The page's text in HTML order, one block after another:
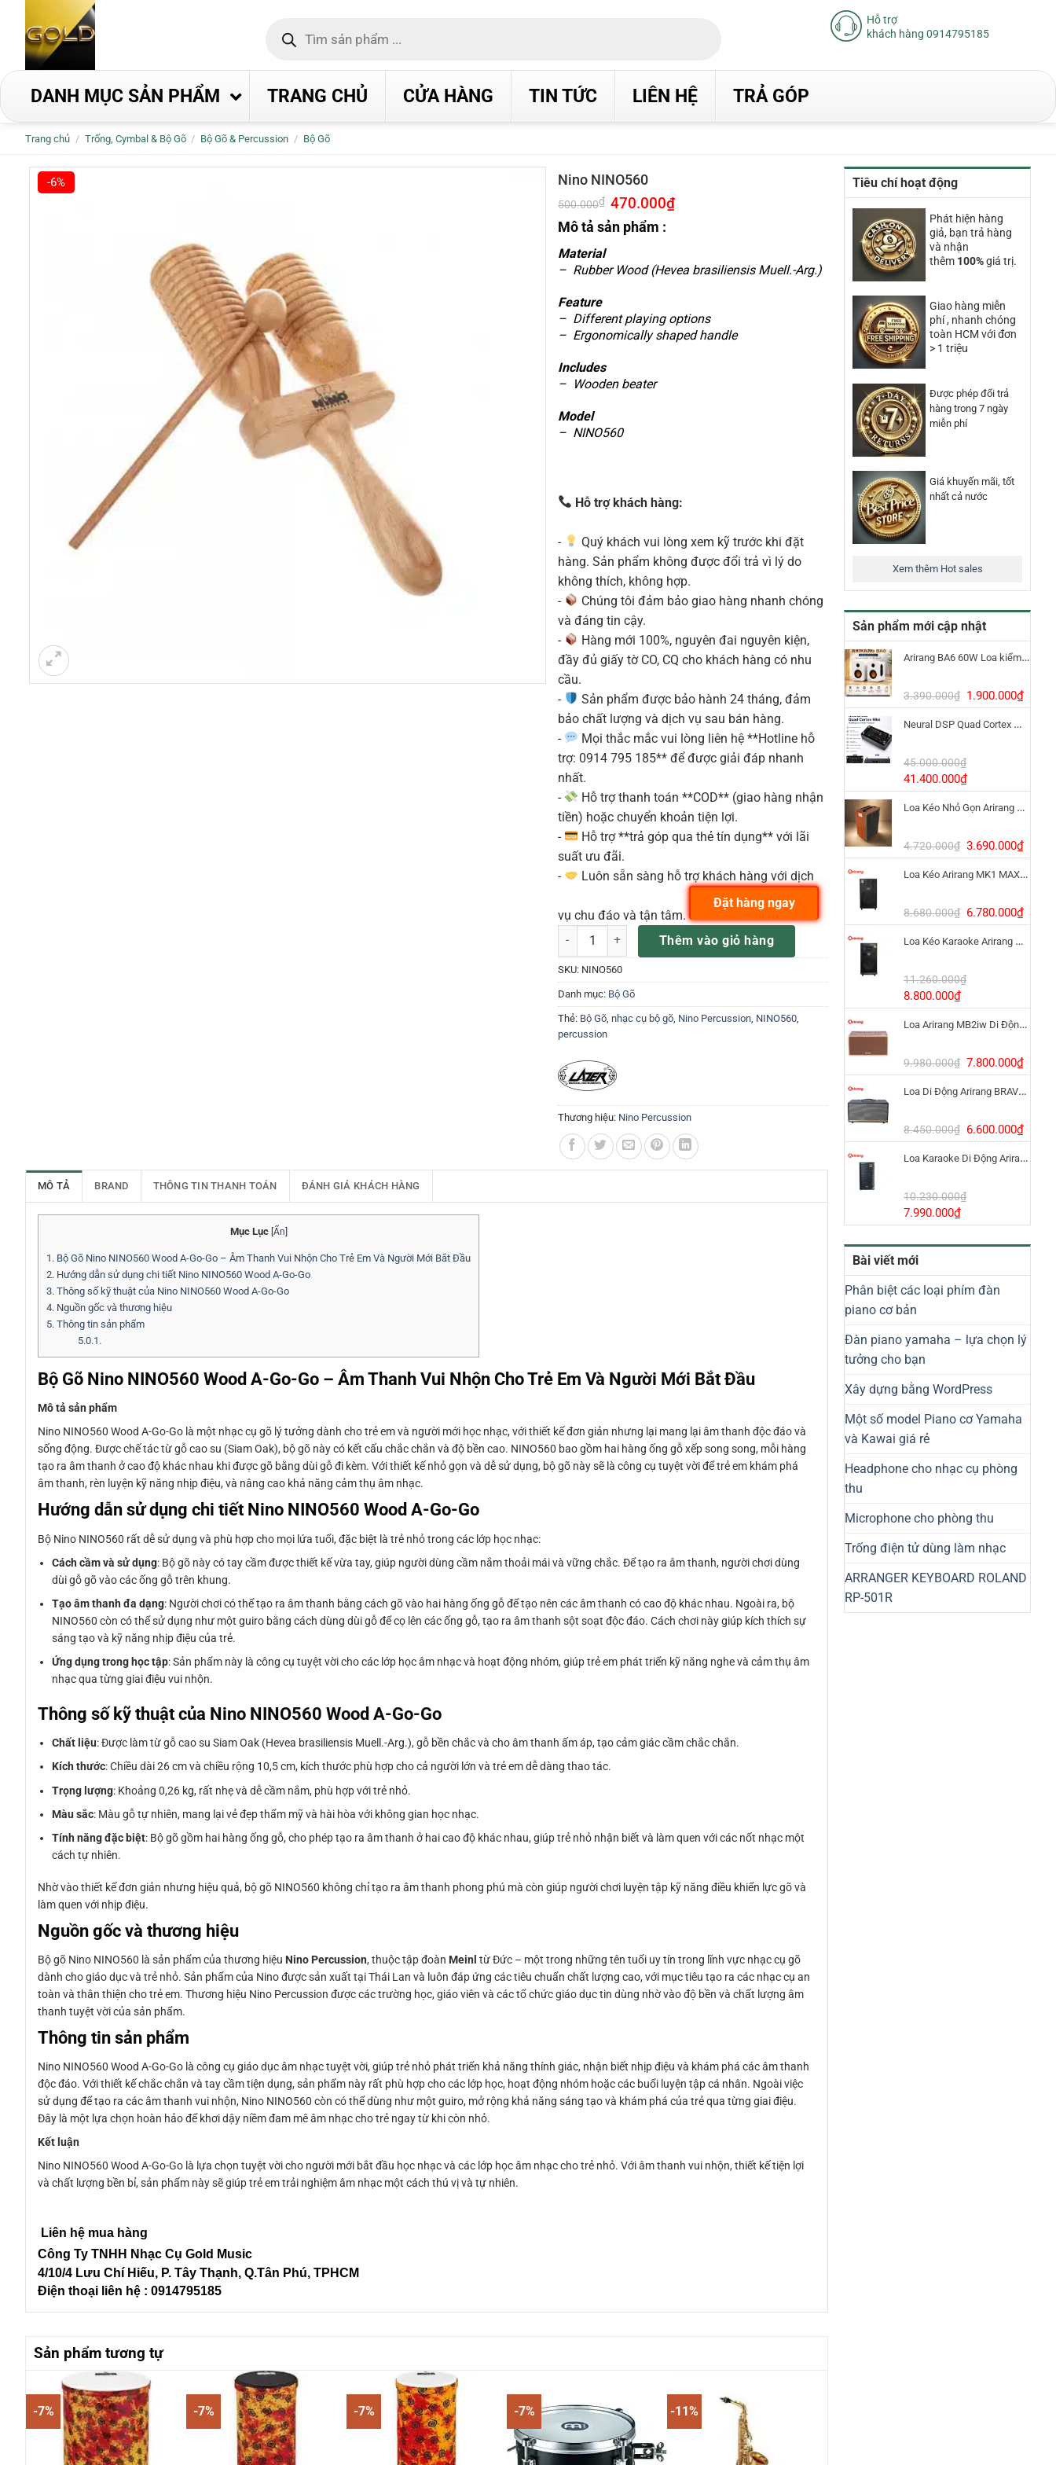
dung
kiếm
Hỗ trợ
khách hàng 0914795185
DANH MỤC SẢN PHẨM TRANG CHỦ CỬA HÀNG TIN TỨC LIÊN HỆ TRẢ GÓP
Trang chủ / Trống, Cymbal & Bộ Gõ / Bộ Gõ & Percussion / Bộ Gõ
Tiêu chí hoạt động
Phát hiện hàng
giả, bạn trả hàng
và nhận
thêm 100%giá trị.
Giao hàng miễn
phí , nhanh chóng
toàn HCM với đơn
> 1 triệu
Được phép đổi trả
hàng trong 7 ngày
miễn phí
Giá khuyến mãi, tốt
nhất cả nước
Xem thêm Hot sales
Sản phẩm mới cập nhật
Arirang BA6 60W Loa kiểm âm Bluetooth 5.3
3.390.000₫ Giá
gốc
là:
1.900.000₫Giá
hiện
Neural DSP Quad Cortex Mini – Amp Modeler Cao Cấp
45.000.000₫
Giá
gốc
là:
41.400.000₫Giá
hiện
tại
41.400.000₫.
Loa Kéo Nhỏ Gọn Arirang MKS2.5 Bass 12 Inch
4.720.000₫ Giá
gốc
là:
3.690.000₫Giá
hiện
tại
Loa Kéo Arirang MK1 MAX 1200W Pin LiFePo4
8.680.000₫ Giá
gốc
là:
6.780.000₫Giá
hiện
Loa Kéo Karaoke Arirang MK6 MAX Bass 40cm
11.260.000₫
Giá
gốc
là:
8.800.000₫Giá
hiện
tại
8.800.000₫.
Loa Arirang MB2iw Di Động 1200W Kèm Micro
9.980.000₫ Giá
gốc
là:
7.800.000₫Giá
hiện
tại
Loa Di Động Arirang BRAVO 8 800W Có Micro
8.450.000₫ Giá
gốc
là:
6.600.000₫Giá
hiện
tại
Loa Karaoke Di Động Arirang EDGE-X Model I
10.230.000₫
Giá
gốc
là:
10.230.000₫.
7.990.000₫Giá
hiện
tại
7.990.000₫.
Bài viết mới
Phân biệt các loại phím đàn
piano cơ bản
Đàn piano yamaha – lựa chọn lý
tưởng cho bạn
Xây dựng bằng WordPress
Một số model Piano cơ Yamaha
và Kawai giá rẻ
Headphone cho nhạc cụ phòng
thu
Microphone cho phòng thu
Trống điện tử dùng làm nhạc
ARRANGER KEYBOARD ROLAND
RP-501R
-6% Nino NINO560
500.000₫ Giá
gốc
là:
500.000₫.
470.000₫Giá
Mô tả sản phẩm :
Material
– Rubber Wood (Hevea brasiliensis Muell.-Arg.)
Feature
– Different playing options
– Ergonomically shaped handle
Includes
– Wooden beater
Model
– NINO560
Hỗ trợ khách hàng:
-
Quý khách vui lòng xem kỹ trước khi đặt
hàng. Sản phẩm không được đổi trả vì lý do
không thích, không hợp.
-
Chúng tôi đảm bảo giao hàng nhanh chóng
và đáng tin cậy.
-
Hàng mới 100%, nguyên đai nguyên kiện,
đầy đủ giấy tờ CO, CQ cho khách hàng có nhu
cầu.
-
Sản phẩm được bảo hành 24 tháng, đảm
bảo chất lượng và dịch vụ sau bán hàng.
-
Mọi thắc mắc vui lòng liên hệ **Hotline hỗ
trợ: 0914 795 185** để được giải đáp nhanh
nhất.
-
Hỗ trợ thanh toán **COD** (giao hàng nhận
tiền) hoặc chuyển khoản tiện lợi.
-
Hỗ trợ **trả góp qua thẻ tín dụng** với lãi
suất ưu đãi.
-
Luôn sẵn sàng hỗ trợ khách hàng với dịch
vụ chu đáo và tận tâm.
Nino NINO560 số lượngThêm vào giỏ hàng
Đặt hàng ngay
SKU: NINO560
Danh mục: Bộ Gõ
Thẻ: Bộ Gõ nhạc cụ bộ gõ Nino Percussion NINO560
percussion
Thương hiệu: Nino Percussion
MÔ TẢ BRAND THÔNG TIN THANH TOÁN ĐÁNH GIÁ KHÁCH HÀNG
Mục Lục Ẩn
1. Bộ Gõ Nino NINO560 Wood A-Go-Go – Âm Thanh Vui Nhộn Cho Trẻ Em Và Người Mới Bắt Đầu
2. Hướng dẫn sử dụng chi tiết Nino NINO560 Wood A-Go-Go
3. Thông số kỹ thuật của Nino NINO560 Wood A-Go-Go
4. Nguồn gốc và thương hiệu
5. Thông tin sản phẩm
5.0.1.
Bộ Gõ Nino NINO560 Wood A-Go-Go – Âm Thanh Vui Nhộn Cho Trẻ Em Và Người Mới Bắt Đầu
Mô tả sản phẩm
Nino NINO560 Wood A-Go-Go là một nhạc cụ gõ lý tưởng dành cho trẻ em và người mới học nhạc, với thiết kế đơn giản nhưng lại mang lại âm thanh độc đáo và
sống động. Được chế tác từ gỗ cao su (Siam Oak), bộ gõ này có kết cấu chắc chắn và độ bền cao. NINO560 bao gồm hai hàng ống gỗ xếp song song, mỗi hàng
tạo ra âm thanh ở cao độ khác nhau khi được gõ bằng dùi gỗ đi kèm. Với thiết kế nhỏ gọn và dễ sử dụng, bộ gõ này sẽ là công cụ tuyệt vời để trẻ em khám phá
âm thanh, rèn luyện kỹ năng nhịp điệu, và nâng cao khả năng cảm thụ âm nhạc.
Hướng dẫn sử dụng chi tiết Nino NINO560 Wood A-Go-Go
Bộ Nino NINO560 rất dễ sử dụng và phù hợp cho mọi lứa tuổi, đặc biệt là trẻ nhỏ trong các lớp học nhạc:
Cách cầm và sử dụng: Bộ gõ này có tay cầm được thiết kế vừa tay, giúp người dùng cầm nắm thoải mái và vững chắc. Để tạo ra âm thanh, người chơi dùng
dùi gỗ gõ vào các ống gỗ trên khung.
Tạo âm thanh đa dạng: Người chơi có thể tạo ra âm thanh bằng cách gõ vào hai hàng ống gỗ để tạo nên các âm thanh có cao độ khác nhau. Ngoài ra, bộ
NINO560 còn có thể sử dụng như một guiro bằng cách dùng dùi gỗ để cọ lên các ống gỗ, tạo ra âm thanh sột soạt độc đáo. Cách chơi này giúp kích thích sự
sáng tạo và kỹ năng nhịp điệu của trẻ.
Ứng dụng trong học tập: Sản phẩm này là công cụ tuyệt vời cho các lớp học âm nhạc và hoạt động nhóm, giúp trẻ em phát triển kỹ năng nghe và cảm thụ âm
nhạc qua từng giai điệu vui nhộn.
Thông số kỹ thuật của Nino NINO560 Wood A-Go-Go
Chất liệu: Được làm từ gỗ cao su Siam Oak (Hevea brasiliensis Muell.-Arg.), gỗ bền chắc và cho âm thanh ấm áp, tạo cảm giác cầm chắc chắn.
Kích thước: Chiều dài 26 cm và chiều rộng 10,5 cm, kích thước phù hợp cho cả người lớn và trẻ em dễ dàng thao tác.
Trọng lượng: Khoảng 0,26 kg, rất nhẹ và dễ cầm nắm, phù hợp với trẻ nhỏ.
Màu sắc: Màu gỗ tự nhiên, mang lại vẻ đẹp thẩm mỹ và hài hòa với không gian học nhạc.
Tính năng đặc biệt: Bộ gõ gồm hai hàng ống gỗ, cho phép tạo ra âm thanh ở hai cao độ khác nhau, giúp trẻ nhỏ nhận biết và làm quen với các nốt nhạc một
cách tự nhiên.
Nhờ vào thiết kế đơn giản nhưng hiệu quả, bộ gõ NINO560 không chỉ tạo ra âm thanh phong phú mà còn giúp người chơi luyện tập kỹ năng điều khiển lực gõ và
làm quen với nhịp điệu.
Nguồn gốc và thương hiệu
Bộ gõ Nino NINO560 là sản phẩm của thương hiệu Nino Percussion, thuộc tập đoàn Meinl từ Đức – một trong những tên tuổi uy tín trong lĩnh vực nhạc cụ gõ
dành cho giáo dục và trẻ nhỏ. Sản phẩm của Nino được sản xuất tại Thái Lan và luôn đáp ứng các tiêu chuẩn chất lượng cao, với mục tiêu tạo ra các nhạc cụ an
toàn và thân thiện cho trẻ em. Thương hiệu Nino Percussion được các trường học, giáo viên và các tổ chức giáo dục tin dùng nhờ vào độ bền và chất lượng âm
thanh tuyệt vời của sản phẩm.
Thông tin sản phẩm
Nino NINO560 Wood A-Go-Go là công cụ giáo dục âm nhạc tuyệt vời, giúp trẻ nhỏ phát triển khả năng thính giác, nhận biết nhịp điệu và khám phá các âm thanh
độc đáo. Với thiết kế chắc chắn và tay cầm tiện dụng, sản phẩm này rất phù hợp cho các lớp học, hoạt động nhóm hoặc các buổi luyện tập cá nhân. Ngoài việc
sử dụng để tạo ra các âm thanh vui nhộn, Nino NINO560 còn có thể dùng như một guiro, mở rộng khả năng sáng tạo và khám phá của trẻ qua từng giai điệu.
Đây là một lựa chọn hoàn hảo để khơi dậy niềm đam mê âm nhạc cho trẻ ngay từ khi còn nhỏ.
Kết luận
Nino NINO560 Wood A-Go-Go là lựa chọn tuyệt vời cho người mới bắt đầu học nhạc và các lớp học âm nhạc cho trẻ nhỏ. Với âm thanh vui nhộn, thiết kế tiện lợi
và chất lượng bền bỉ, sản phẩm này sẽ giúp trẻ em trải nghiệm âm nhạc một cách thú vị và tự nhiên.
Liên hệ mua hàng
Công Ty TNHH Nhạc Cụ Gold Music
4/10/4 Lưu Chí Hiếu, P. Tây Thạnh, Q.Tân Phú, TPHCM
Điện thoại liên hệ : 0914795185
Sản phẩm tương tự
-7% -7% -7% -7% -11%